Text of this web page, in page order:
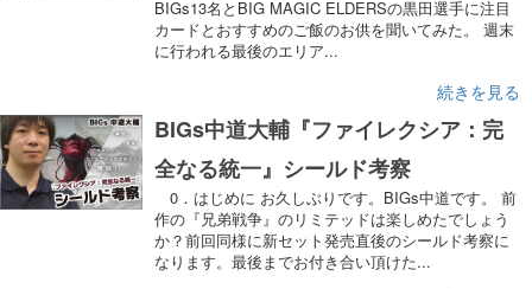
BIGs13名とBIG MAGIC ELDERSの黒田選手に注目
カードとおすすめのご飯のお供を聞いてみた。 週末
に行われる最後のエリア...
続きを見る
BIGs中道大輔『ファイレクシア：完
全なる統一』シールド考察
0．はじめに お久しぶりです。BIGs中道です。 前
作の『兄弟戦争』のリミテッドは楽しめたでしょう
か？前回同様に新セット発売直後のシールド考察に
なります。最後までお付き合い頂けた...